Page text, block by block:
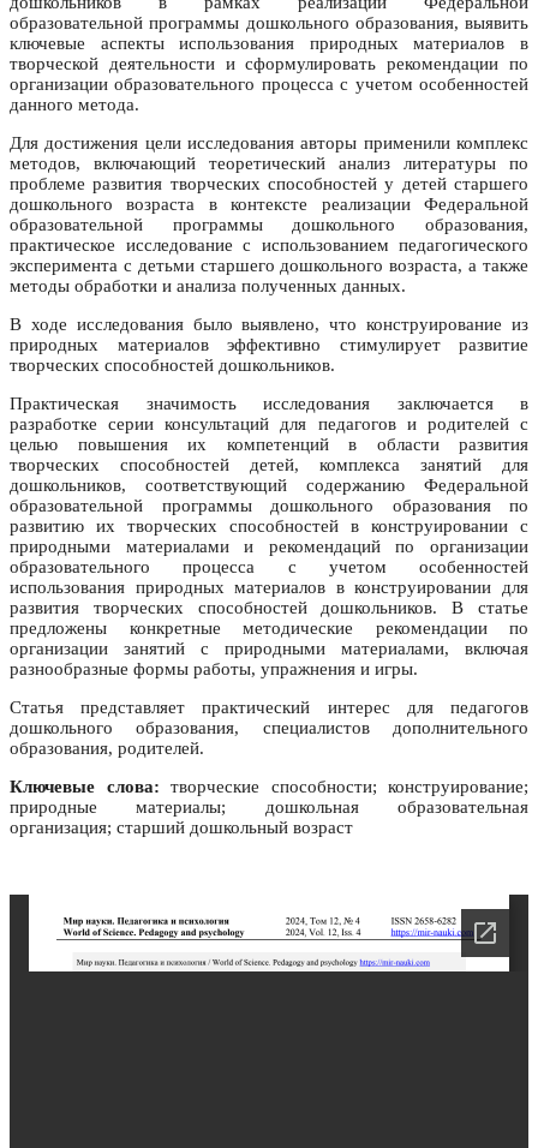
образовательной программы дошкольного образования, выявить
ключевые аспекты использования природных материалов в
творческой деятельности и сформулировать рекомендации по
организации образовательного процесса с учетом особенностей
данного метода.
Для достижения цели исследования авторы применили комплекс
методов, включающий теоретический анализ литературы по
проблеме развития творческих способностей у детей старшего
дошкольного возраста в контексте реализации Федеральной
образовательной программы дошкольного образования,
практическое исследование с использованием педагогического
эксперимента с детьми старшего дошкольного возраста, а также
методы обработки и анализа полученных данных.
В ходе исследования было выявлено, что конструирование из
природных материалов эффективно стимулирует развитие
творческих способностей дошкольников.
Практическая значимость исследования заключается в
разработке серии консультаций для педагогов и родителей с
целью повышения их компетенций в области развития
творческих способностей детей, комплекса занятий для
дошкольников, соответствующий содержанию Федеральной
образовательной программы дошкольного образования по
развитию их творческих способностей в конструировании с
природными материалами и рекомендаций по организации
образовательного процесса с учетом особенностей
использования природных материалов в конструировании для
развития творческих способностей дошкольников. В статье
предложены конкретные методические рекомендации по
организации занятий с природными материалами, включая
разнообразные формы работы, упражнения и игры.
Статья представляет практический интерес для педагогов
дошкольного образования, специалистов дополнительного
образования, родителей.
Ключевые слова: творческие способности; конструирование;
природные материалы; дошкольная образовательная
организация; старший дошкольный возраст